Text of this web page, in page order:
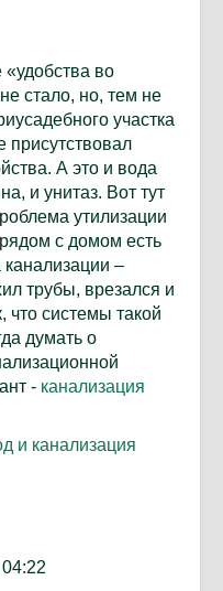
во
стало, но, тем не
участка
присутствовал
А это и вода
и унитаз. Вот тут
утилизации
с домом есть
–
трубы, врезался и
что системы такой
думать о
- канализация
и канализация